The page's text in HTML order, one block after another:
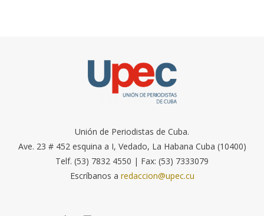
Unión de Periodistas de Cuba.
Ave. 23 # 452 esquina a I, Vedado, La Habana Cuba (10400)
Telf. (53) 7832 4550 | Fax: (53) 7333079
Escríbanos a redaccion@upec.cu